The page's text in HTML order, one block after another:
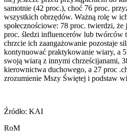
samotnie (42 proc.), choć 76 proc.
wszystkich obrzędów. Ważną rolę w
społecznościowe: 78 proc. twierdzi,
proc. śledzi influencerów lub twórców
chrzcie ich zaangażowanie pozostaje
kontynuować praktykowanie wiary, a
swoją wiarą z innymi chrześcijanami,
kierownictwa duchowego, a 27 proc
zrozumienie Mszy Świętej i podstaw
Źródło: KAI
RoM